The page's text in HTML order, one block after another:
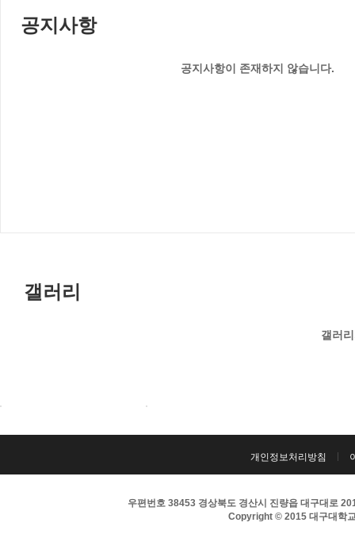
공지사항
공지사항이 존재하지 않습니다.
갤러리
갤러
개인정보처리방침
우편번호 38453 경상북도 경산시 진량읍 대구대로
Copyright © 2015 대구대학